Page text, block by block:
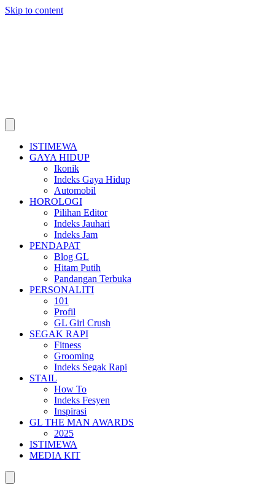
Skip to content
ISTIMEWA
GAYA HIDUP
Ikonik
Indeks Gaya Hidup
Automobil
HOROLOGI
Pilihan Editor
Indeks Jauhari
Indeks Jam
PENDAPAT
Blog GL
Hitam Putih
Pandangan Terbuka
PERSONALITI
101
Profil
GL Girl Crush
SEGAK RAPI
Fitness
Grooming
Indeks Segak Rapi
STAIL
How To
Indeks Fesyen
Inspirasi
GL THE MAN AWARDS
2025
ISTIMEWA
MEDIA KIT